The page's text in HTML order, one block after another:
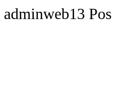
adminweb13 Pos